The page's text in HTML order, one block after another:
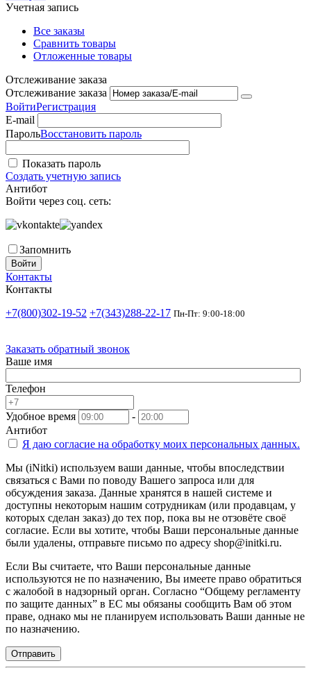
Учетная запись
Все заказы
Сравнить товары
Отложенные товары
Отслеживание заказа
Отслеживание заказа
ВойтиРегистрация
E-mail
ПарольВосстановить пароль
Показать пароль
Создать учетную запись
Антибот
Войти через соц. сеть:
Запомнить
Войти
Контакты
Контакты
+7(800)302-19-52 +7(343)288-22-17 Пн-Пт: 9:00-18:00
Заказать обратный звонок
Ваше имя
Телефон
Удобное время
-
Антибот
Я даю согласие на обработку моих персональных данных.
Мы (iNitki) используем ваши данные, чтобы впоследствии
связаться с Вами по поводу Вашего запроса или для
обсуждения заказа. Данные хранятся в нашей системе и
доступны некоторым нашим сотрудникам (или продавцам, у
которых сделан заказ) до тех пор, пока вы не отзовёте своё
согласие. Если вы хотите, чтобы Ваши персональные данные
были удалены, отправьте письмо по адресу shop@initki.ru.
Если Вы считаете, что Ваши персональные данные
используются не по назначению, Вы имеете право обратиться
с жалобой в надзорный орган. Согласно “Общему регламенту
по защите данных” в ЕС мы обязаны сообщить Вам об этом
праве, однако мы не планируем использовать Ваши данные не
по назначению.
Отправить